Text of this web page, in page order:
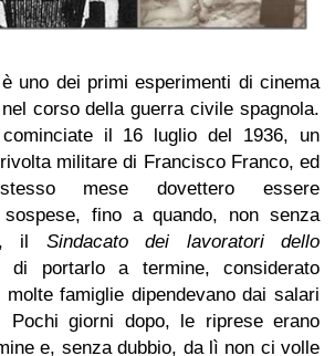
uno dei primi esperimenti di cinema
corso della guerra civile spagnola.
il 16 luglio del 1936, un
militare di Francisco Franco, ed
mese dovettero essere
sospese, fino a quando, non senza
il Sindacato dei lavoratori dello
di portarlo a termine, considerato
molte famiglie dipendevano dai salari
giorni dopo, le riprese erano
e, senza dubbio, da lì non ci volle